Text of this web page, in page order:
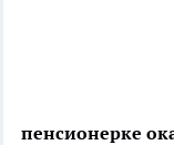
пенсионерке